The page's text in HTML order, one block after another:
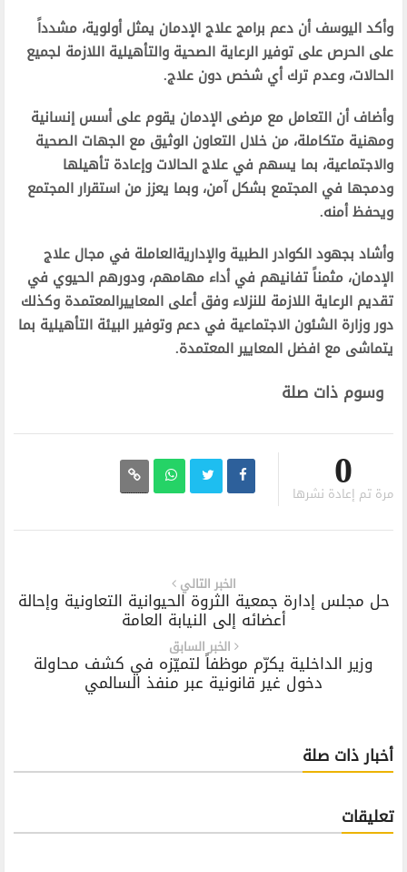
وأكد اليوسف أن دعم برامج علاج الإدمان يمثل أولوية، مشدداً
على الحرص على توفير الرعاية الصحية والتأهيلية اللازمة لجميع
الحالات، وعدم ترك أي شخص دون علاج.
وأضاف أن التعامل مع مرضى الإدمان يقوم على أسس إنسانية
ومهنية متكاملة، من خلال التعاون الوثيق مع الجهات الصحية
والاجتماعية، بما يسهم في علاج الحالات وإعادة تأهيلها
ودمجها في المجتمع بشكل آمن، وبما يعزز من استقرار المجتمع
ويحفظ أمنه.
وأشاد بجهود الكوادر الطبية والإداريةالعاملة في مجال علاج
الإدمان، مثمناً تفانيهم في أداء مهامهم، ودورهم الحيوي في
تقديم الرعاية اللازمة للنزلاء وفق أعلى المعاييرالمعتمدة وكذلك
دور وزارة الشئون الاجتماعية في دعم وتوفير البيئة التأهيلية بما
يتماشى مع افضل المعايير المعتمدة.
وسوم ذات صلة
0
مرة تم إعادة نشرها
الخبر التالي
حل مجلس إدارة جمعية الثروة الحيوانية التعاونية وإحالة
أعضائه إلى النيابة العامة
الخبر السابق
وزير الداخلية يكرّم موظفاً لتميّزه في كشف محاولة
دخول غير قانونية عبر منفذ السالمي
أخبار ذات صلة
تعليقات